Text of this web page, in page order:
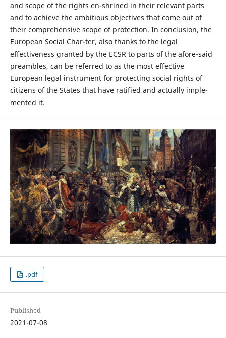
and scope of the rights en-shrined in their relevant parts
and to achieve the ambitious objectives that come out of
their comprehensive scope of protection. In conclusion, the
European Social Char-ter, also thanks to the legal
effectiveness granted by the ECSR to parts of the afore-said
preambles, can be referred to as the most effective
European legal instrument for protecting social rights of
citizens of the States that have ratified and actually imple-
mented it.
.pdf
Published
2021-07-08